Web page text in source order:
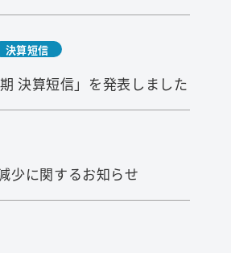
決算短信
期 決算短信」を発表しました
少に関するお知らせ